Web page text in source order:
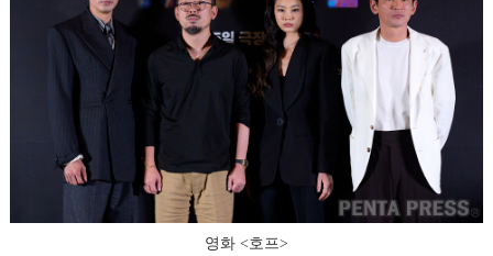
영화 <호프>